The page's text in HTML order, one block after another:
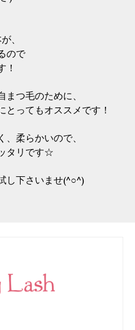
、
ので
！
つ毛のために、
ってもオススメです！
柔らかいので、
タリです☆
し下さいませ(^○^)